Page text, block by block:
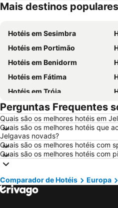
Hotéis em Madeira
Mais destinos populares
Hotéis em Sesimbra
Hotéis em Portimão
Hotéis em Benidorm
Hotéis em Fátima
Hotéis em Tróia
Hotéis em Évora
Hotéis em Porto Santo
Hotéis em Sangenjo
Hotéis em Vilamoura
Hotéis em Roma
Hotéis em Sul de Espanha
Hotéis em Maiorca
Perguntas Frequentes
Quais são os melhores hotéis em
Quais são os melhores hotéis que
Jelgavas novads?
Quais são os melhores hotéis com
Quais são os melhores hotéis com
Comparador de Hotéis Europa